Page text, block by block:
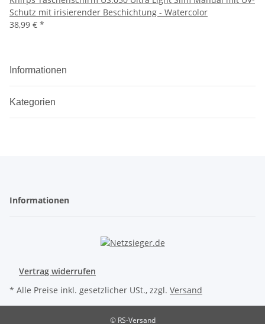
Schutz mit irisierender Beschichtung - Watercolor
38,99 € *
Informationen
Kategorien
Informationen
Vertrag widerrufen
* Alle Preise inkl. gesetzlicher USt., zzgl. Versand
© RS-Versand